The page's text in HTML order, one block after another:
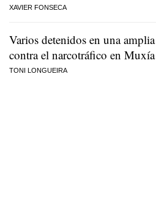
XAVIER FONSECA
Varios detenidos en una
contra el narcotráfico en Muxía
TONI LONGUEIRA